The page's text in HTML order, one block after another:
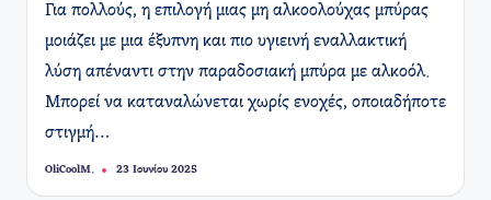
Για πολλούς, η επιλογή μιας μη αλκοολούχας μπύρας
μοιάζει με μια έξυπνη και πιο υγιεινή εναλλακτική
λύση απέναντι στην παραδοσιακή μπύρα με αλκοόλ.
Μπορεί να καταναλώνεται χωρίς ενοχές, οποιαδήποτε
στιγμή…
Συγγραφέας:
OliCoolM. 23 Ιουνίου 2025